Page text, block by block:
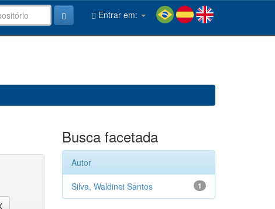
Entrar em:
Busca facetada
Autor
1
Silva, Waldinei Santos